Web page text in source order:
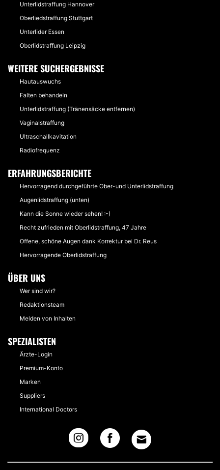
Unterlidstraffung Hannover
Oberliedstraffung Stuttgart
Unterlider Essen
Oberlidstraffung Leipzig
WEITERE SUCHERGEBNISSE
Hautauswuchs
Falten behandeln
Unterlidstraffung (Tränensäcke entfernen)
Vaginalstraffung
Ultraschallkavitation
Radiofrequenz
ERFAHRUNGSBERICHTE
Hervorragend durchgeführte Ober-und Unterlidstraffung
Augenlidstraffung (unten)
Kann die Sonne wieder sehen! :-)
Recht zufrieden mit Oberlidstraffung, 47 Jahre
Offene, schöne Augen dank Korrektur bei Dr. Reus
Hervorragende Oberlidstraffung
ÜBER UNS
Wer sind wir?
Redaktionsteam
Melden von Inhalten
SPEZIALISTEN
Ärzte-Login
Premium-Konto
Marken
Suppliers
International Doctors